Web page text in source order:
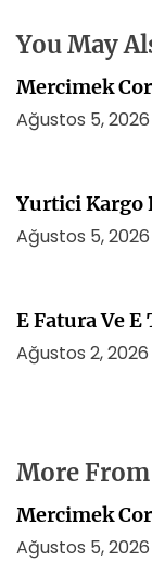
s
i
You May
Mercimek
Ağustos 5, 2026
Yurtici Kargo
Ağustos 5, 2026
E Fatura Ve
Ağustos 2, 2026
More
Mercimek
Ağustos 5, 2026